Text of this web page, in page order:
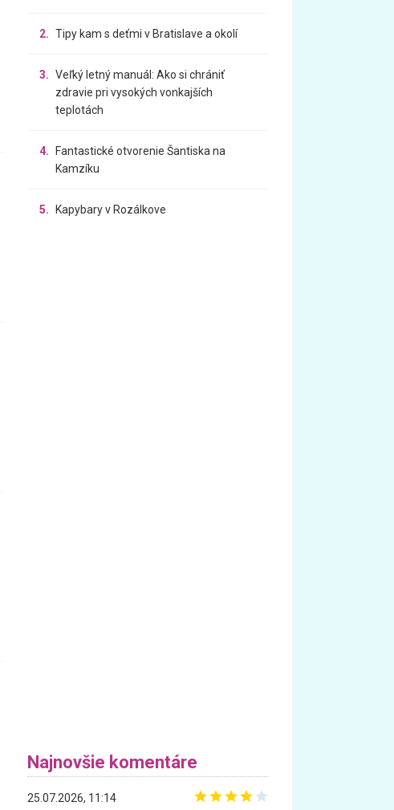
2. Tipy kam s deťmi v Bratislave a okolí
3. Veľký letný manuál: Ako si chrániť
zdravie pri vysokých vonkajších
teplotách
4.
Fantastické otvorenie Šantiska na
Kamzíku
5. Kapybary v Rozálkove
Najnovšie komentáre
25.07.2026, 11:14